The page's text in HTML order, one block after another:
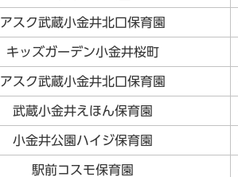
アスク武蔵小金井北口保育園
キッズガーデン小金井桜町
アスク武蔵小金井北口保育園
武蔵小金井えほん保育園
小金井公園ハイジ保育園
駅前コスモ保育園